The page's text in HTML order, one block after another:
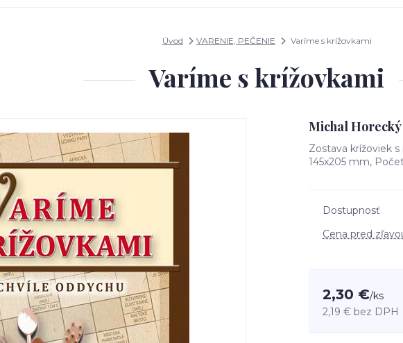
Úvod VARENIE, PEČENIE Varíme s krížovkami
Varíme s krížovkami
Michal Horecký
Zostava krížoviek
145x205 mm,
Dostupnosť
Cena pred
2,30 €/ks
2,19 € bez DPH